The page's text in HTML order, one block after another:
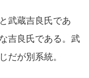
武蔵吉良氏であ
吉良氏である。武
だが別系統。